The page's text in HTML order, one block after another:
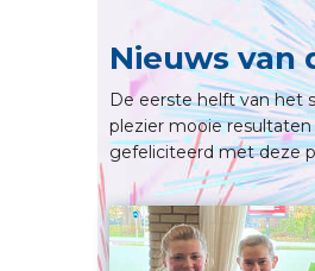
Nieuws van
De eerste helft van het
plezier mooie resultaten
gefeliciteerd met deze